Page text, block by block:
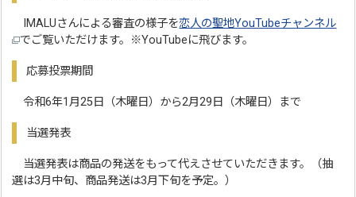
IMALUさんによる審査の様子を恋人の聖地YouTubeチャンネル
でご覧いただけます。※YouTubeに飛びます。
応募投票期間
令和6年1月25日（木曜日）から2月29日（木曜日）まで
当選発表
当選発表は商品の発送をもって代えさせていただきます。（抽
選は3月中旬、商品発送は3月下旬を予定。）